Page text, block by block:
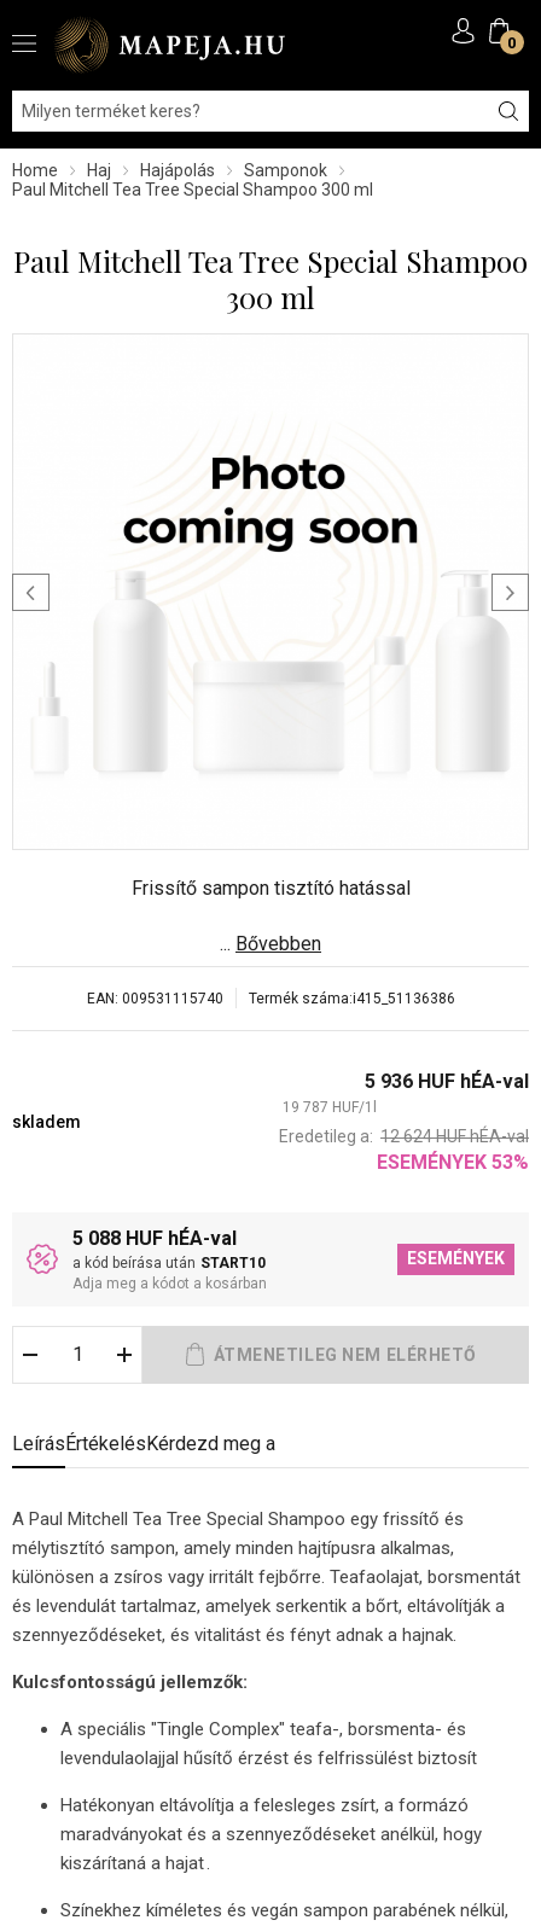
0
Home Haj Hajápolás
Samponok
Paul Mitchell Tea Tree Special Shampoo 300 ml
Paul Mitchell Tea Tree Special Shampoo
300 ml
Frissítő sampon tisztító hatással
... Bővebben
EAN: 009531115740 Termék száma:i415_51136386
skladem
5 936 HUF hÉA-val
19 787 HUF/1
Eredetileg a: 12 624HUFhÉA-val
ESEMÉNYEK 53%
5 088 HUF hÉA-val
a kód beírása után START10
Adja meg a kódot a kosárban
ESEMÉNYEK
LeírásÉrtékelésKérdezd meg a
A Paul Mitchell Tea Tree Special Shampoo egy frissítő és
mélytisztító sampon, amely minden hajtípusra alkalmas,
különösen a zsíros vagy irritált fejbőrre. Teafaolajat, borsmentát
és levendulát tartalmaz, amelyek serkentik a bőrt, eltávolítják a
szennyeződéseket, és vitalitást és fényt adnak a hajnak.
Kulcsfontosságú jellemzők:
A speciális "Tingle Complex" teafa-, borsmenta- és
levendulaolajjal hűsítő érzést és felfrissülést biztosít
Hatékonyan eltávolítja a felesleges zsírt, a formázó
maradványokat és a szennyeződéseket anélkül, hogy
kiszárítaná a hajat.
Színekhez kíméletes és vegán sampon parabének nélkül,